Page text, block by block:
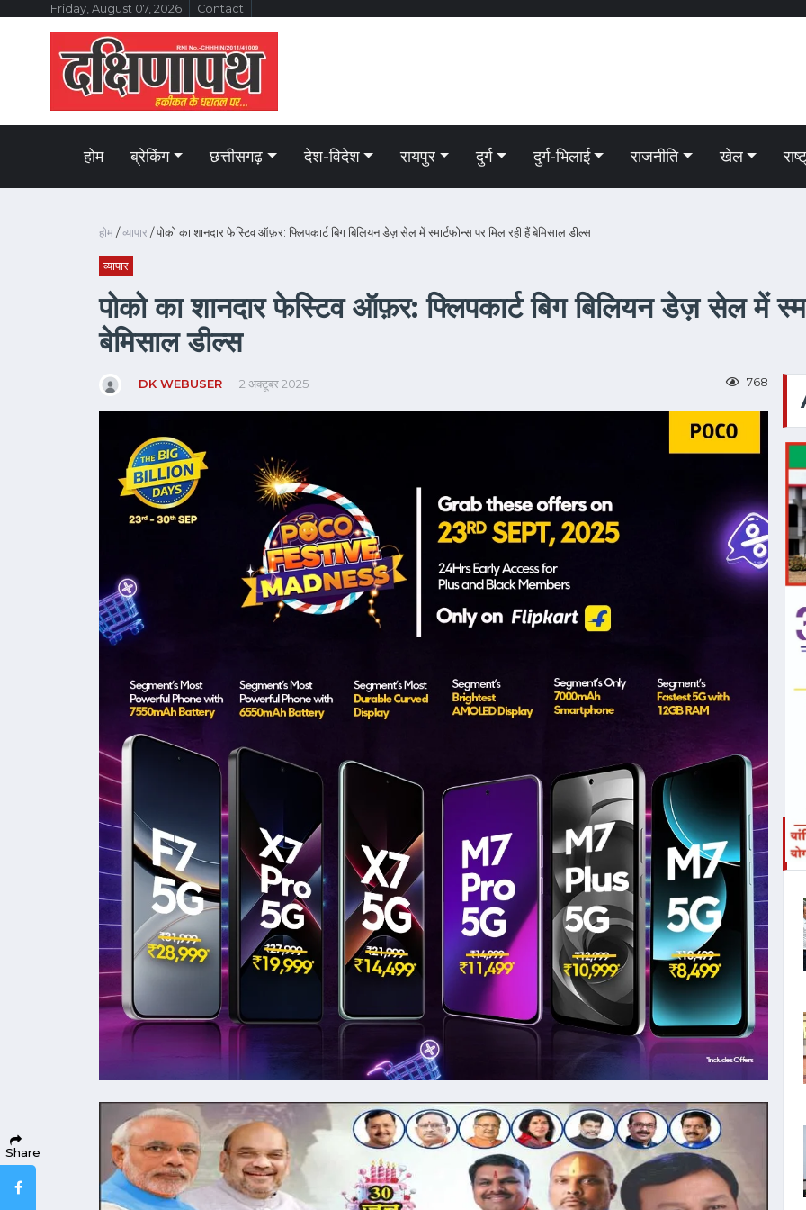
Friday, August 07, 2026 Contact
होम ब्रेकिंग छत्तीसगढ़ देश-विदेश रायपुर दुर्ग दुर्ग-भिलाई राजनीति खेल
होम/व्यापार/ पोको का शानदार फेस्टिव ऑफ़र: फ्लिपकार्ट बिग बिलियन डेज़ सेल में स्मार्टफोन्स पर मिल रही हैं बेमिसाल डील्स
व्यापार
पोको का शानदार फेस्टिव ऑफ़र: फ्लिपकार्ट बिग बिलियन डेज़ सेल में
बेमिसाल डील्स
DK WEBUSER 2 अक्टूबर 2025 768
Share
Facebook